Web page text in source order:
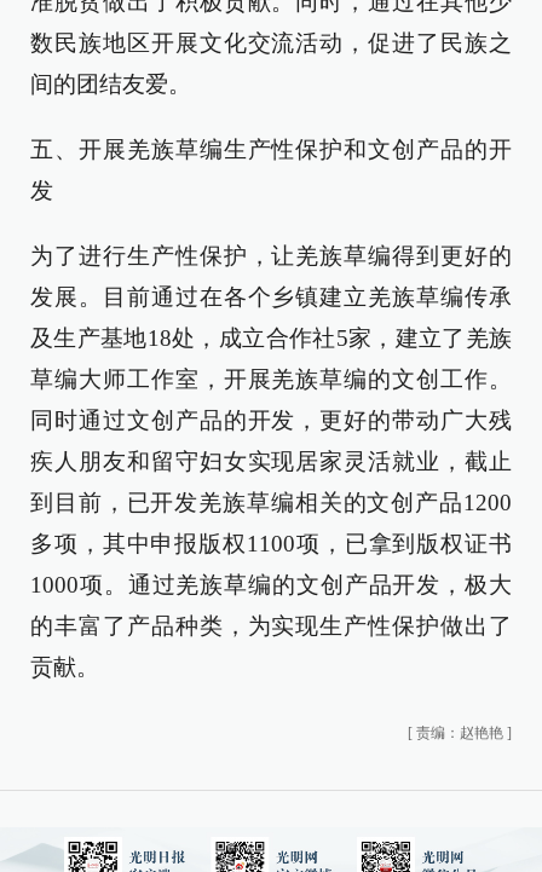
数民族地区开展文化交流活动，促进了民族之
间的团结友爱。
五、开展羌族草编生产性保护和文创产品的开
发
为了进行生产性保护，让羌族草编得到更好的
发展。目前通过在各个乡镇建立羌族草编传承
及生产基地18处，成立合作社5家，建立了羌族
草编大师工作室，开展羌族草编的文创工作。
同时通过文创产品的开发，更好的带动广大残
疾人朋友和留守妇女实现居家灵活就业，截止
到目前，已开发羌族草编相关的文创产品1200
多项，其中申报版权1100项，已拿到版权证书
1000项。通过羌族草编的文创产品开发，极大
的丰富了产品种类，为实现生产性保护做出了
贡献。
[ 责编：赵艳艳 ]